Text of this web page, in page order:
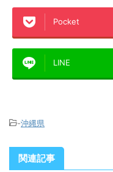
Pocket
LINE
-沖縄県
関連記事